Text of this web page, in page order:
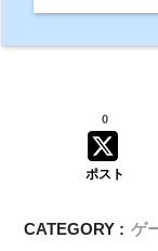
ポスト
0
CATEGORY : ゲ